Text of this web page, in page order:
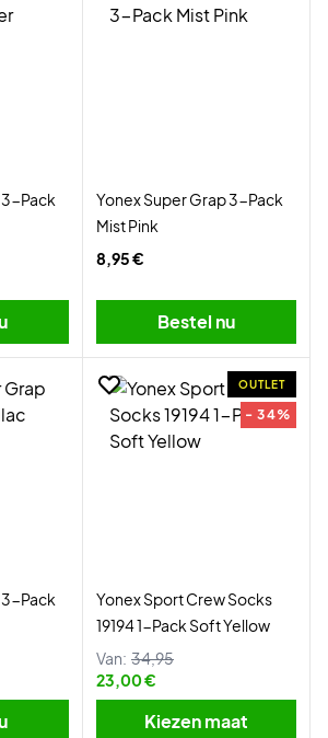
3-Pack
Yonex Super Grap 3-Pack
Mist Pink
8,95 €
Bestel nu
3-Pack
OUTLET
- 34%
Yonex Sport Crew Socks
19194 1-Pack Soft Yellow
Van: 34,95
23,00 €
Kiezen maat